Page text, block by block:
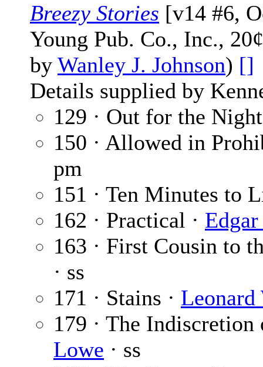
Breezy Stories [v14 #6,
Young Pub. Co., Inc.,
by Wanley J. Johnson) []
Details supplied by
129 · Out for the
150 · Allowed in
pm
151 · Ten Minutes to
162 · Practical ·
163 · First Cousin to
· ss
171 · Stains · Leonard
179 · The
Lowe · ss